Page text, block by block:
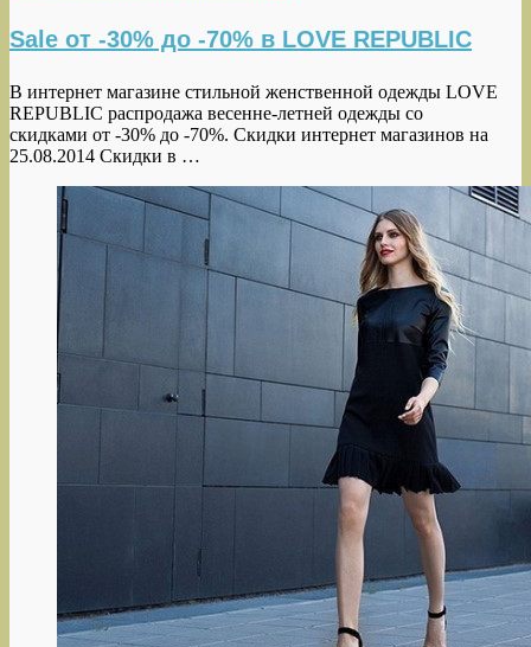
Sale от -30% до -70% в LOVE REPUBLIC
В интернет магазине стильной женственной одежды LOVE
REPUBLIC распродажа весенне-летней одежды со
скидками от -30% до -70%. Скидки интернет магазинов на
25.08.2014 Скидки в …